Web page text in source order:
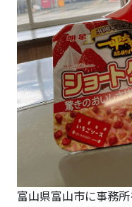
富山県富山市に事務